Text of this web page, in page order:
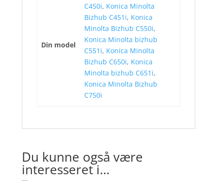
Din model
C450i, Konica Minolta
Bizhub C451i, Konica
Minolta Bizhub C550i,
Konica Minolta bizhub
C551i, Konica Minolta
Bizhub C650i, Konica
Minolta bizhub C651i,
Konica Minolta Bizhub
C750i
Du kunne også være
interesseret i…